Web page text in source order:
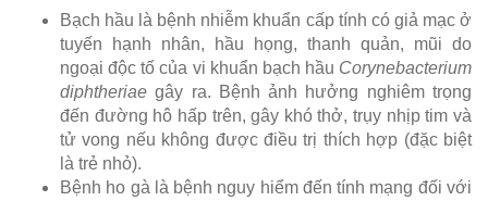
Bạch hầu là bệnh nhiễm khuẩn cấp tính có giả mạc ở
tuyến hạnh nhân, hầu họng, thanh quản, mũi do
ngoại độc tố của vi khuẩn bạch hầu Corynebacterium
diphtheriae gây ra. Bệnh ảnh hưởng nghiêm trọng
đến đường hô hấp trên, gây khó thở, trụy nhịp tim và
tử vong nếu không được điều trị thích hợp (đặc biệt
là trẻ nhỏ).
Bệnh ho gà là bệnh nguy hiểm đến tính mạng đối với